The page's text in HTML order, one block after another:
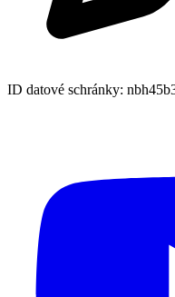
ID datové schránky: